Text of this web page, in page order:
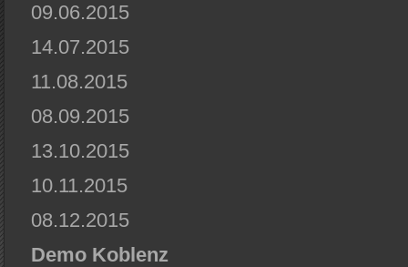
09.06.2015
14.07.2015
11.08.2015
08.09.2015
13.10.2015
10.11.2015
08.12.2015
Demo Koblenz